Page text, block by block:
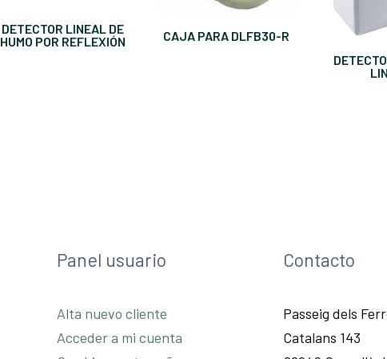
DETECTOR LINEAL DE
HUMO POR REFLEXIÓN
CAJA PARA DLFB30-R
Panel usuario
Alta nuevo cliente
Acceder a mi cuenta
Contacto
Passeig dels
Catalans 143